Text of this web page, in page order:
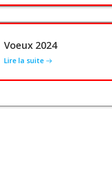
Voeux 2024
Lire la suite